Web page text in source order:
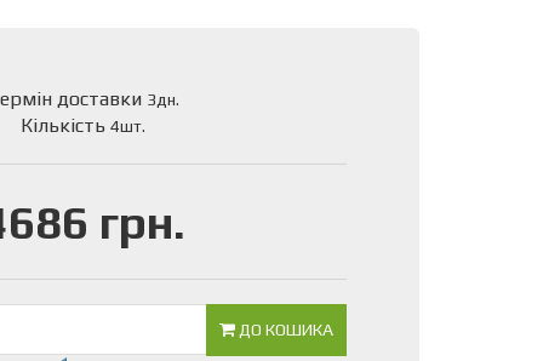
доставки 3дн.
Кількість 4шт.
грн.
ДО КОШИКА